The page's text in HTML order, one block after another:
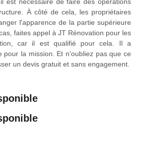
À côté de cela, les propriétaires
l'apparence de la partie supérieure
faites appel à JT Rénovation pour les
car il est qualifié pour cela. Il a
pour la mission. Et n'oubliez pas que ce
un devis gratuit et sans engagement.